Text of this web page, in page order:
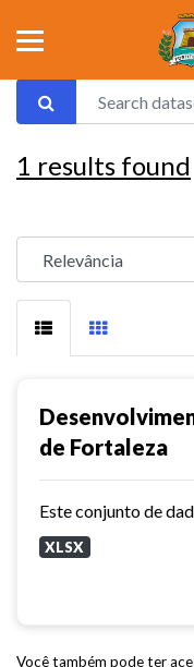
1 results found
de Fortaleza
XLSX
Você também pode ter